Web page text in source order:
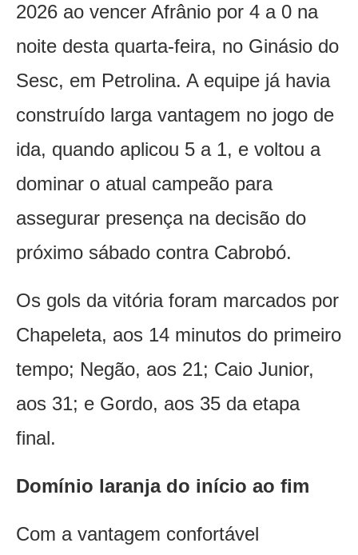
2026 ao vencer Afrânio por 4 a 0 na
noite desta quarta-feira, no Ginásio do
Sesc, em Petrolina. A equipe já havia
construído larga vantagem no jogo de
ida, quando aplicou 5 a 1, e voltou a
dominar o atual campeão para
assegurar presença na decisão do
próximo sábado contra Cabrobó.
Os gols da vitória foram marcados por
Chapeleta, aos 14 minutos do primeiro
tempo; Negão, aos 21; Caio Junior,
aos 31; e Gordo, aos 35 da etapa
final.
Domínio laranja do início ao fim
Com a vantagem confortável